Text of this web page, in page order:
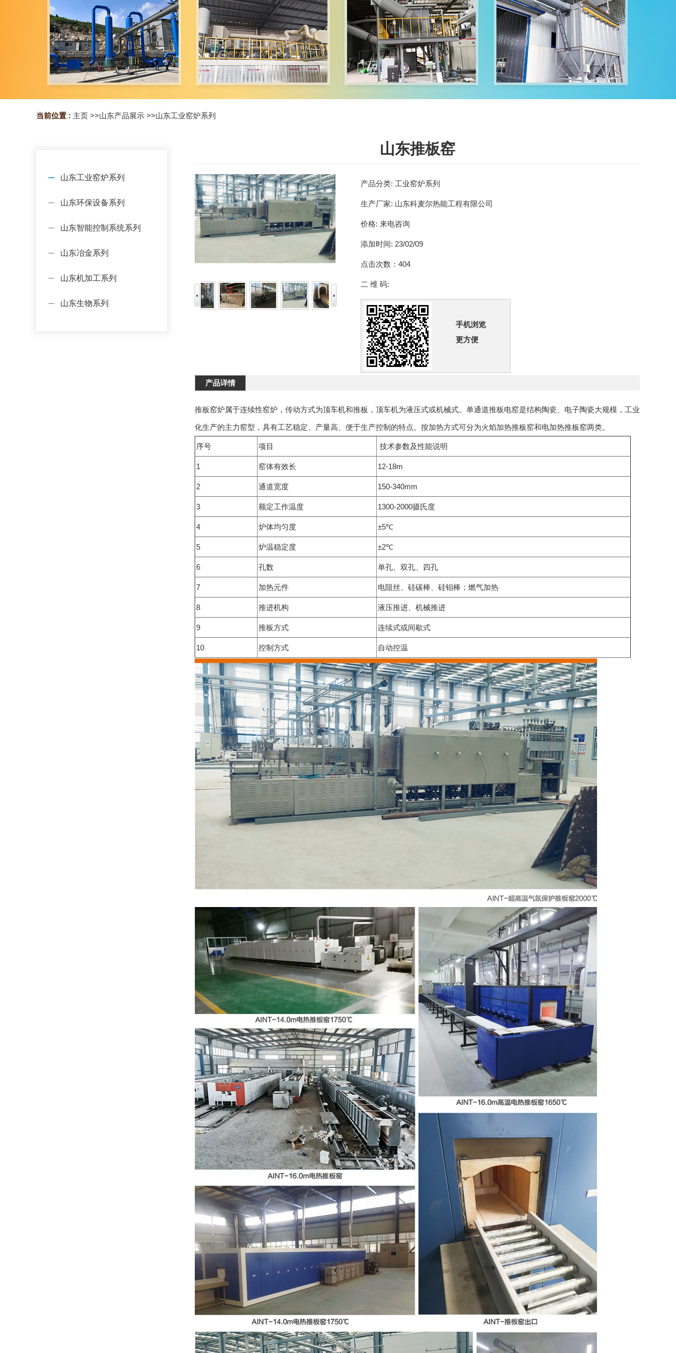
当前位置 : 主页 >>山东产品展示 >>山东工业窑炉系列
山东工业窑炉系列
山东环保设备系列
山东智能控制系统系列
山东冶金系列
山东机加工系列
山东生物系列
山东推板窑
产品分类: 工业窑炉系列
生产厂家: 山东科麦尔热能工程有限公司
价格: 来电咨询
添加时间: 23/02/09
点击次数： 404
二 维 码:
手机浏览
更方便
产品详情
推板窑炉属于连续性窑炉，传动方式为顶车机和推板，顶车机为液压式或机械式。单通道推板电窑是结构陶瓷、电子陶瓷大规模，工业
化生产的主力窑型，具有工艺稳定、产量高、便于生产控制的特点。按加热方式可分为火焰加热推板窑和电加热推板窑两类。
序号 项目 技术参数及性能说明
1 窑体有效长 12-18m
2 通道宽度 150-340mm
3 额定工作温度 1300-2000摄氏度
4 炉体均匀度 ±5℃
5 炉温稳定度 ±2℃
6 孔数 单孔、双孔、四孔
7 加热元件 电阻丝、硅碳棒、硅钼棒；燃气加热
8 推进机构 液压推进、机械推进
9 推板方式 连续式或间歇式
10 控制方式 自动控温